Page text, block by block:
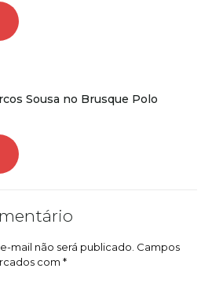
Sousa no Brusque Polo
mail não será publicado. Campos
com *